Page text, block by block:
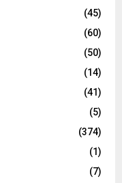
(45)
(60)
(50)
(14)
(41)
(5)
(374)
(1)
(7)